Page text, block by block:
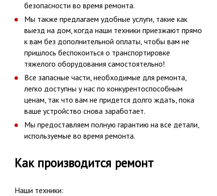
безопасности во время ремонта.
Мы также предлагаем удобные услуги, такие как
выезд на дом, когда наши техники приезжают прямо
к вам без дополнительной оплаты, чтобы вам не
пришлось беспокоиться о транспортировке
тяжелого оборудования самостоятельно!
Все запасные части, необходимые для ремонта,
легко доступны у нас по конкурентоспособным
ценам, так что вам не придется долго ждать, пока
ваше устройство снова заработает.
Мы предоставляем полную гарантию на все детали,
используемые во время ремонта.
Как производится ремонт
Наши техники: